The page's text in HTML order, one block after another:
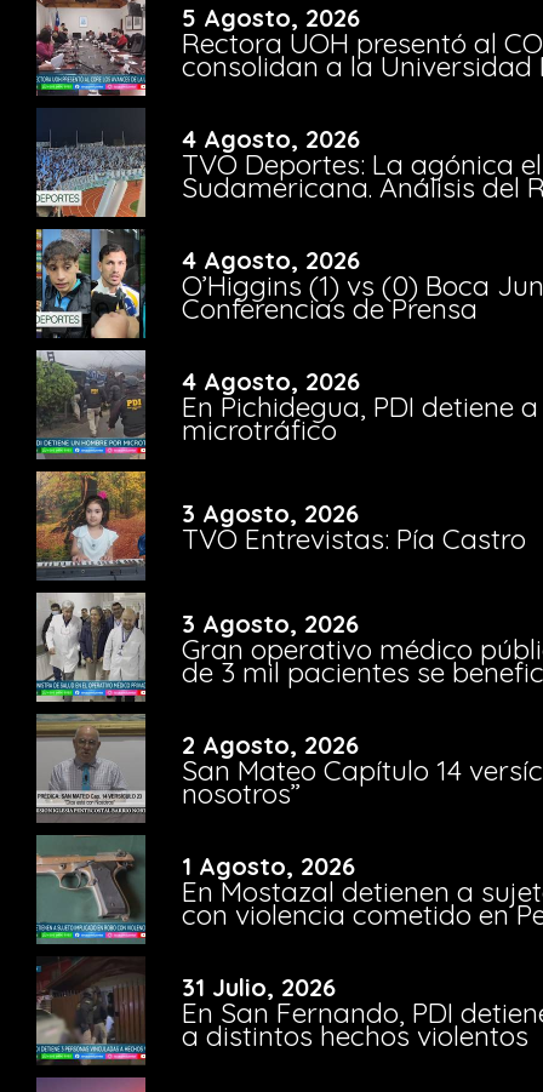
5 Agosto, 2026
Rectora UOH presentó al
consolidan a la Universidad
4 Agosto, 2026
TVO Deportes: La agónica
Sudamericana. Análisis del
4 Agosto, 2026
O’Higgins (1) vs (0) Boca
Conferencias de Prensa
4 Agosto, 2026
En Pichidegua, PDI detiene
microtráfico
3 Agosto, 2026
TVO Entrevistas: Pía Castro
3 Agosto, 2026
Gran operativo médico
de 3 mil pacientes se
2 Agosto, 2026
San Mateo Capítulo 14
nosotros”
1 Agosto, 2026
En Mostazal detienen a
con violencia cometido en
31 Julio, 2026
En San Fernando, PDI
a distintos hechos violentos